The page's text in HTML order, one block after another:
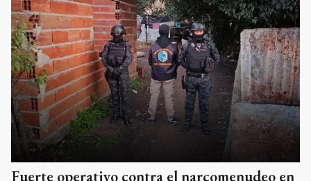
Fuerte operativo contra el narcomenudeo en